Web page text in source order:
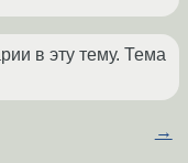
в эту тему. Тема
→